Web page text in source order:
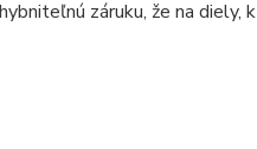
záruku, že na